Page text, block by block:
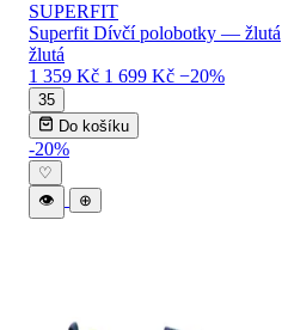
SUPERFIT
Superfit Dívčí polobotky — žlutá
žlutá
1 359 Kč 1 699 Kč −20%
35
Do košíku
-20%
♡
👁
⊕